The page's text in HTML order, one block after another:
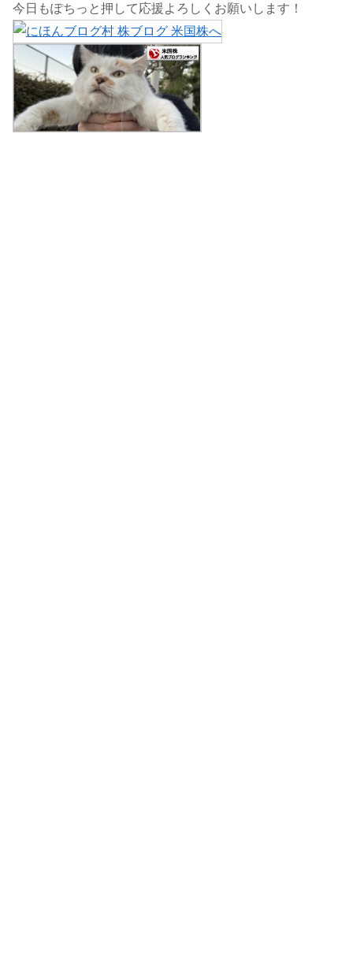
今日もぽちっと押して応援よろしくお願いします！